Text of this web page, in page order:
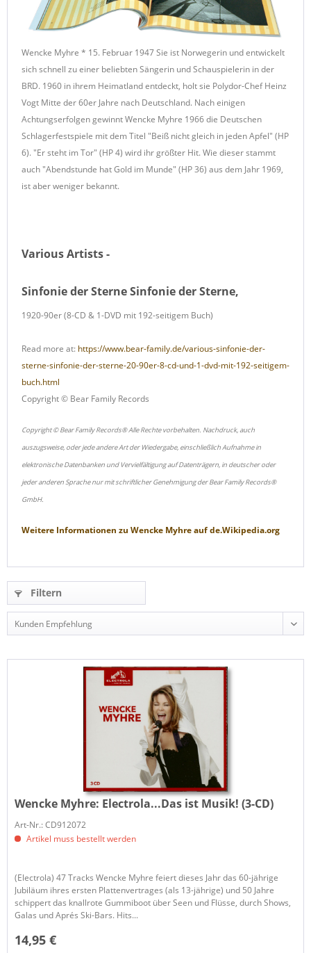
Wencke Myhre * 15. Februar 1947 Sie ist Norwegerin und entwickelt
sich schnell zu einer beliebten Sängerin und Schauspielerin in der
BRD. 1960 in ihrem Heimatland entdeckt, holt sie Polydor-Chef Heinz
Vogt Mitte der 60er Jahre nach Deutschland. Nach einigen
Achtungserfolgen gewinnt Wencke Myhre 1966 die Deutschen
Schlagerfestspiele mit dem Titel "Beiß nicht gleich in jeden Apfel" (HP
6). "Er steht im Tor" (HP 4) wird ihr größter Hit. Wie dieser stammt
auch "Abendstunde hat Gold im Munde" (HP 36) aus dem Jahr 1969,
ist aber weniger bekannt.
Various Artists -
Sinfonie der Sterne Sinfonie der Sterne,
1920-90er (8-CD & 1-DVD mit 192-seitigem Buch)
Read more at: https://www.bear-family.de/various-sinfonie-der-
sterne-sinfonie-der-sterne-20-90er-8-cd-und-1-dvd-mit-192-seitigem-
buch.html
Copyright © Bear Family Records
Copyright © Bear Family Records® Alle Rechte vorbehalten. Nachdruck, auch
auszugsweise, oder jede andere Art der Wiedergabe, einschließlich Aufnahme in
elektronische Datenbanken und Vervielfältigung auf Datenträgern, in deutscher oder
jeder anderen Sprache nur mit schriftlicher Genehmigung der Bear Family Records®
GmbH.
Weitere Informationen zu Wencke Myhreaufde.Wikipedia.org
Filtern
Wencke Myhre: Electrola...Das ist Musik! (3-CD)
Art-Nr.: CD912072
Artikel muss bestellt werden
(Electrola) 47 Tracks Wencke Myhre feiert dieses Jahr das 60-jährige
Jubiläum ihres ersten Plattenvertrages (als 13-jährige) und 50 Jahre
schippert das knallrote Gummiboot über Seen und Flüsse, durch Shows,
Galas und Aprés Ski-Bars. Hits...
14,95 €